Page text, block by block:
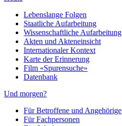
Lebenslange Folgen
Staatliche Aufarbeitung
Wissenschaftliche Aufarbeitung
Akten und Akteneinsicht
Internationaler Kontext
Karte der Erinnerung
Film «Spurensuche»
Datenbank
Und morgen?
Für Betroffene und Angehörige
Für Fachpersonen